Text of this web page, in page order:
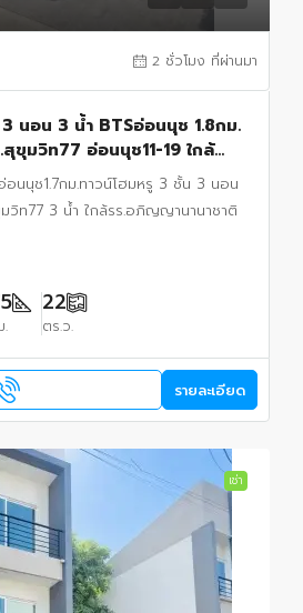
2 ชั่วโมง ที่ผ่านมา
นอน 3 น้ำ BTSอ่อนนุช 1.8กม.
ขุมวิท77 อ่อนนุช11-19 ใกล้
100 ม. 22 ตร.ว.
อนนุช1.7กม.ทาวน์โฮมหรู 3 ชั้น 3 นอน
วิท77 3 น้ำ ใกล้รร.อภิญญานานาชาติ
.
22
ตร.ว.
รายละเอียด
เช่า